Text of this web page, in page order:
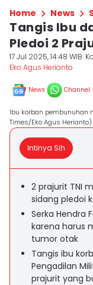
Home News
Tangis Ibu
Pledoi 2
17 Jul 2025, 14:48 WIB
Eko Agus Herianto
News Channel
Ibu korban pembunuhan
Times/Eko Agus Herianto)
Intinya Sih
2 prajurit TNI
sidang pledoi
Serka Hendra
karena harus
tumor otak
Tangis ibu
Pengadilan
prajurit yang